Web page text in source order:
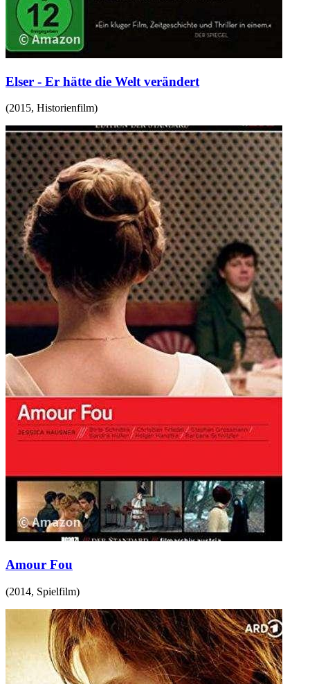
Elser - Er hätte die Welt verändert
(2015, Historienfilm)
Amour Fou
(2014, Spielfilm)